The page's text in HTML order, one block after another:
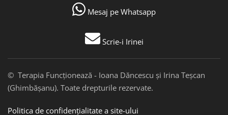
Mesaj pe Whatsapp
Scrie-i Irinei
© Terapia Funcționează - Ioana Dăncescu și Irina Teșcan
(Ghimbășanu). Toate drepturile rezervate.
Politica de confidențialitate a site-ului